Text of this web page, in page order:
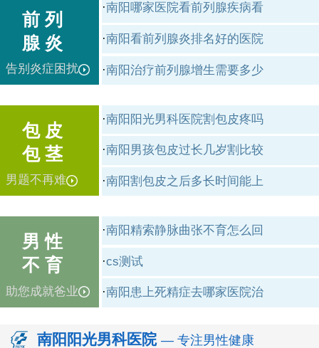
前 列
腺 炎
告别炎症困扰
·南阳哪家医院看前列腺疾病看
·南阳看前列腺炎排名好的医院
·南阳治疗前列腺增生需要多少
包 皮
包 茎
男题不再难
·南阳阳光男科医院割包皮疼吗
·南阳男孩包皮过长几岁割比较
·南阳割包皮之后多长时间能上
男 性
不 育
助您成就爸业
·南阳精索静脉曲张不育怎么回
·cs测试
·南阳患上死精症去哪家医院治
南阳阳光男科医院 — 专注男性健康